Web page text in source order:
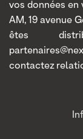
vos données en
AM, 19 avenue
êtes
contactez